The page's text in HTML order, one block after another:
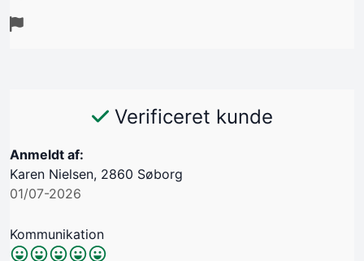
Verificeret kunde
Anmeldt af:
Karen Nielsen, 2860 Søborg
01/07-2026
Kommunikation